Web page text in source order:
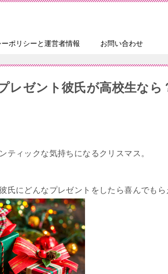
ポリシーと運営者情報 お問い合わせ
レゼント彼氏が高校生なら
ティックな気持ちになるクリスマス。
氏にどんなプレゼントをしたら喜んでも